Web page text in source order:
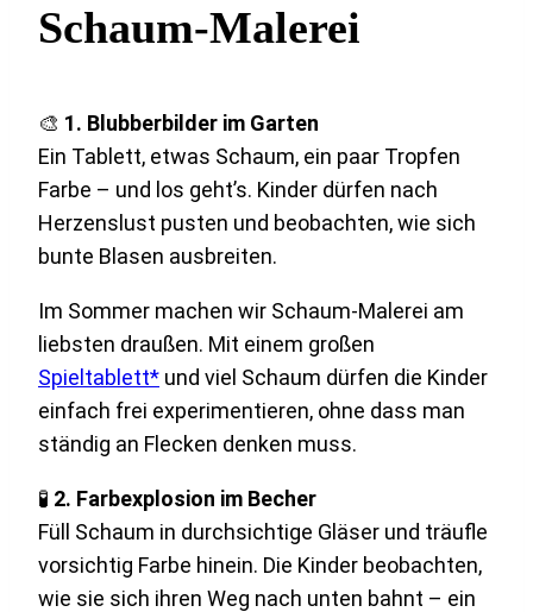
Schaum-Malerei
🎨 1. Blubberbilder im Garten
Ein Tablett, etwas Schaum, ein paar Tropfen
Farbe – und los geht’s. Kinder dürfen nach
Herzenslust pusten und beobachten, wie sich
bunte Blasen ausbreiten.
Im Sommer machen wir Schaum-Malerei am
liebsten draußen. Mit einem großen
Spieltablett* und viel Schaum dürfen die Kinder
einfach frei experimentieren, ohne dass man
ständig an Flecken denken muss.
🧪 2. Farbexplosion im Becher
Füll Schaum in durchsichtige Gläser und träufle
vorsichtig Farbe hinein. Die Kinder beobachten,
wie sie sich ihren Weg nach unten bahnt – ein